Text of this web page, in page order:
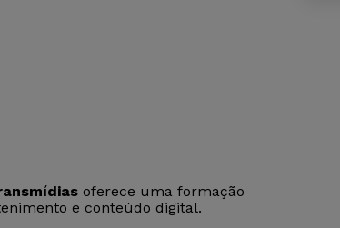
oferece uma formação
e conteúdo digital.